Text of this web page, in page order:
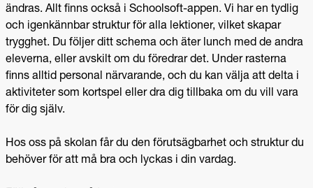
ändras. Allt finns också i Schoolsoft-appen. Vi har en tydlig
och igenkännbar struktur för alla lektioner, vilket skapar
trygghet. Du följer ditt schema och äter lunch med de andra
eleverna, eller avskilt om du föredrar det. Under rasterna
finns alltid personal närvarande, och du kan välja att delta i
aktiviteter som kortspel eller dra dig tillbaka om du vill vara
för dig själv.
Hos oss på skolan får du den förutsägbarhet och struktur du
behöver för att må bra och lyckas i din vardag.